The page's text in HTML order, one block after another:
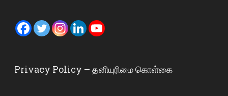
Privacy Policy – தனியுரிமை கொள்கை